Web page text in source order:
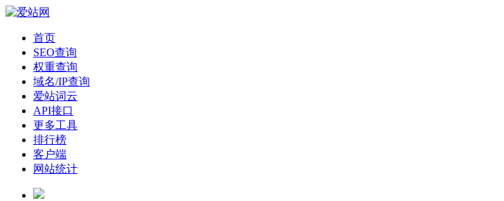
首页
SEO查询
权重查询
域名/IP查询
爱站词云
API接口
更多工具
排行榜
客户端
网站统计